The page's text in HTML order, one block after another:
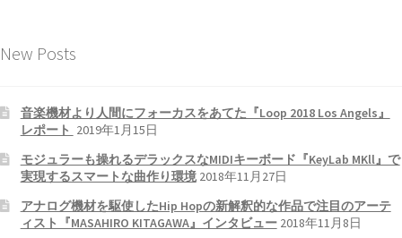
New Posts
音楽機材より人間にフォーカスをあてた『Loop 2018 Los Angels』
レポート 2019年1月15日
モジュラーも操れるデラックスなMIDIキーボード『KeyLab MKll』で
実現するスマートな曲作り環境 2018年11月27日
アナログ機材を駆使したHip Hopの新解釈的な作品で注目のアーテ
ィスト『MASAHIRO KITAGAWA』インタビュー 2018年11月8日